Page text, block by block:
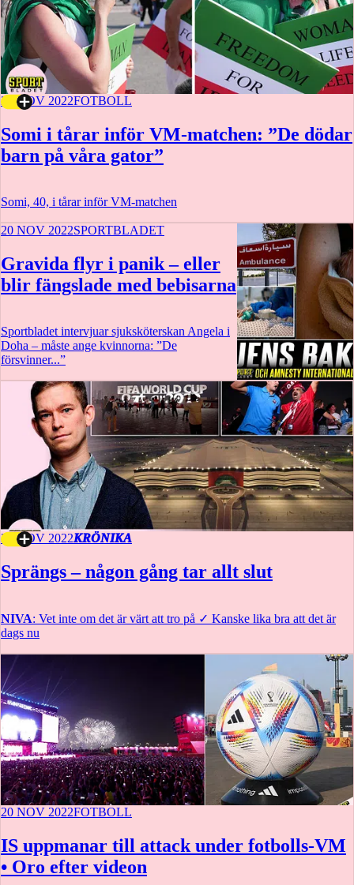
21 NOV 2022FOTBOLL
Somi i tårar inför VM-matchen: ”De dödar
barn på våra gator”
Somi, 40, i tårar inför VM-matchen
20 NOV 2022SPORTBLADET
Gravida flyr i panik – eller
blir fängslade med bebisarna
Sportbladet intervjuar sjuksköterskan Angela i
Doha – måste ange kvinnorna: ”De
försvinner...”
20 NOV 2022KRÖNIKA
Sprängs – någon gång tar allt slut
NIVA: Vet inte om det är värt att tro på ✓ Kanske lika bra att det är
dags nu
20 NOV 2022FOTBOLL
IS uppmanar till attack under fotbolls-VM
• Oro efter videon